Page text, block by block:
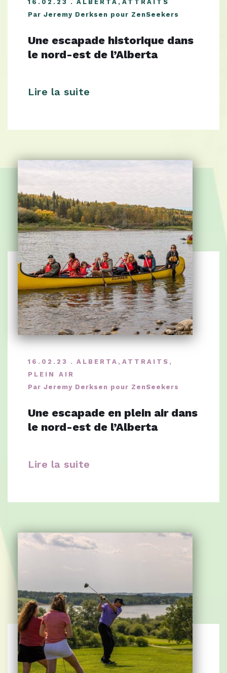
16.02.23 ALBERTA , ATTRAITS
Par Jeremy Derksen pour ZenSeekers
Une escapade historique dans
le nord-est de l’Alberta
Lire la suite
16.02.23 ALBERTA , ATTRAITS ,
PLEIN AIR
Par Jeremy Derksen pour ZenSeekers
Une escapade en plein air dans
le nord-est de l’Alberta
Lire la suite